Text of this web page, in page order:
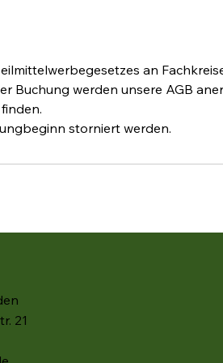
an
Buchung werden unsere AGB
storniert werden.
21